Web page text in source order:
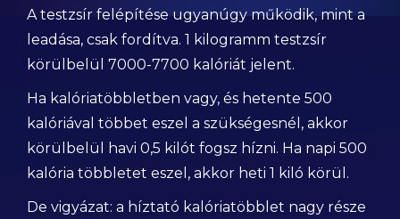
A testzsír felépítése ugyanúgy működik, mint a
leadása, csak fordítva. 1 kilogramm testzsír
körülbelül 7000-7700 kalóriát jelent.
Ha kalóriatöbbletben vagy, és hetente 500
kalóriával többet eszel a szükségesnél, akkor
körülbelül havi 0,5 kilót fogsz hízni. Ha napi 500
kalória többletet eszel, akkor heti 1 kiló körül.
De vigyázat: a híztató kalóriatöbblet nagy része